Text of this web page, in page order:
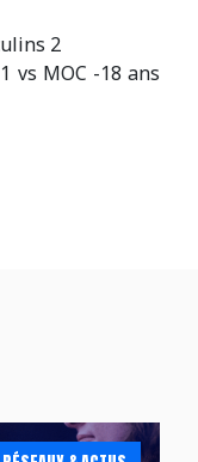
2
vs MOC -18 ans